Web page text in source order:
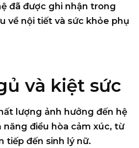
đã được ghi nhận trong
về nội tiết và sức khỏe phụ
và kiệt sức
lượng ảnh hưởng đến hệ
năng điều hòa cảm xúc, từ
tiếp đến sinh lý nữ.